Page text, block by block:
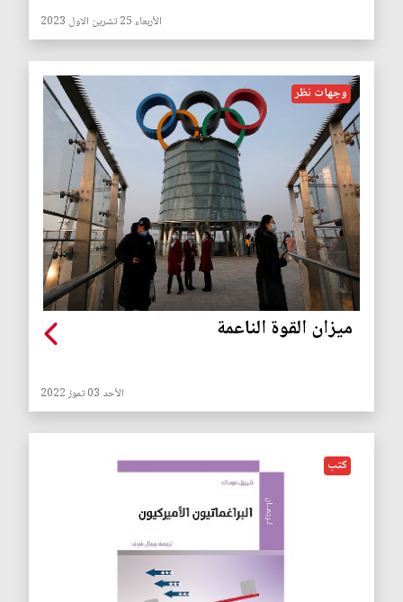
الأربعاء 25 تشرين الاول 2023
وجهات نظر
ميزان القوة الناعمة
الأحد 03 تموز 2022
كتب